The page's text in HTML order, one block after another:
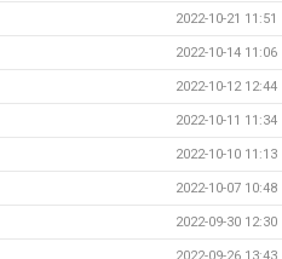
2022-10-21 11:51
2022-10-14 11:06
2022-10-12 12:44
2022-10-11 11:34
2022-10-10 11:13
2022-10-07 10:48
2022-09-30 12:30